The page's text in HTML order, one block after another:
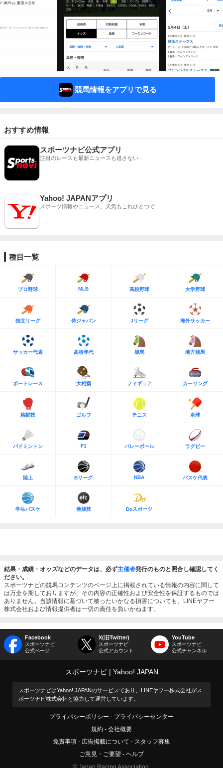
競馬情報をアプリで見る
おすすめ情報
スポーツナビ公式アプリ
注目のレースも最新ニュースも逃さない
Yahoo! JAPANアプリ
スポーツ情報やニュース、天気もこれひとつで
種目一覧
プロ野球 MLB 高校野球 大学野球
独立リーグ 侍ジャパン Jリーグ 海外サッカー
サッカー代表 高校年代 競馬 地方競馬
ボートレース 大相撲 フィギュア カーリング
格闘技 ゴルフ テニス 卓球
バドミントン F1 バレーボール ラグビー
陸上 Bリーグ NBA バスケ代表
学生バスケ 他競技 Doスポーツ
結果・成績・オッズなどのデータは、必ず主催者発行のものと照合し確認してく
ださい。
スポーツナビの競馬コンテンツのページ上に掲載されている情報の内容に関して
は万全を期しておりますが、その内容の正確性および安全性を保証するものでは
ありません。当該情報に基づいて被ったいかなる損害についても、LINEヤフー
株式会社および情報提供者は一切の責任を負いかねます。
Facebook
スポーツナビ
公式ページ
X(旧Twitter)
スポーツナビ
公式アカウント
YouTube
スポーツナビ
公式チャンネル
スポーツナビ Yahoo! JAPAN
スポーツナビはYahoo! JAPANのサービスであり、LINEヤフー株式会社がス
ポーツナビ株式会社と協力して運営しています。
プライバシーポリシー
プライバシーセンター
規約
会社概要
免責事項
広告掲載について
スタッフ募集
ご意見・ご要望
ヘルプ